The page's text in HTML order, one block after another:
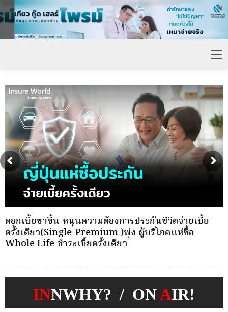
ดอกเบี้ยขาขึ้น หนุนความต้องการประกันชีวิตจ่ายเบี้ย
ครั้งเดียว(Single-Premium )พุ่ง ผู้บริโภคแห่ซื้อ
Whole Life ชำระเบี้ยครั้งเดียว
INNWHY? / ONAIR!